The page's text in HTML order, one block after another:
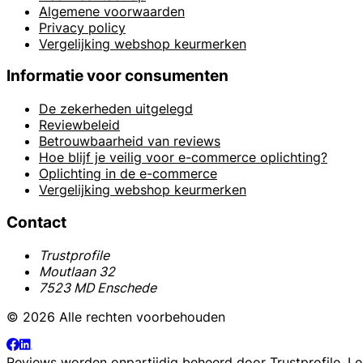
Algemene voorwaarden
Privacy policy
Vergelijking webshop keurmerken
Informatie voor consumenten
De zekerheden uitgelegd
Reviewbeleid
Betrouwbaarheid van reviews
Hoe blijf je veilig voor e-commerce oplichting?
Oplichting in de e-commerce
Vergelijking webshop keurmerken
Contact
Trustprofile
Moutlaan 32
7523 MD Enschede
© 2026 Alle rechten voorbehouden